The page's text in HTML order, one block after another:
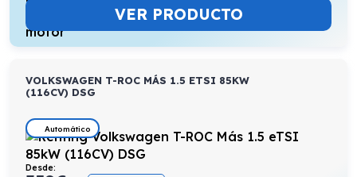
VER PRODUCTO
VOLKSWAGEN T-ROC MÁS 1.5 ETSI 85KW
(116CV) DSG
Automático
Desde: